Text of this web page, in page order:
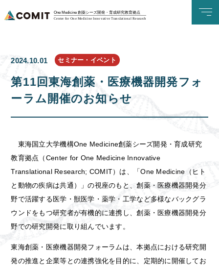
One Medicine 創薬シーズ開発・育成研究教育拠点
Center for One Medicine Innovative Translational Research
2024.10.01 セミナー・イベント
第11回東海創薬・医療機器開発フォ
ーラム開催のお知らせ
東海国立大学機構One Medicine創薬シーズ開発・育成研究
教育拠点（Center for One Medicine Innovative
Translational Research; COMIT）は、「One Medicine（ヒト
と動物の疾病は共通）」の視座のもと、創薬・医療機器開発分
野で活躍する医学・獣医学・薬学・工学など多様なバックグラ
ウンドをもつ研究者が有機的に連携し、創薬・医療機器開発分
野での研究開発に取り組んでいます。
東海創薬・医療機器開発フォーラムは、本拠点における研究開
発の推進と企業等との連携強化を目的に、定期的に開催してお